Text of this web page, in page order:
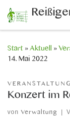
Zum Inhalt
Start»Aktuell»
14. Mai 2022
Konzert im
von Verwaltung